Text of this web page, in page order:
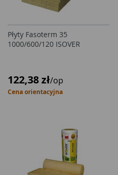
Płyty Fasoterm 35
1000/600/120 ISOVER
122,38 zł/op
Cena orientacyjna